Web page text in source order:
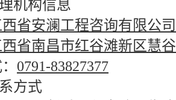
机构信息
省安澜工程咨询有限公司
省南昌市红谷滩新区慧
0791-83827377
方式